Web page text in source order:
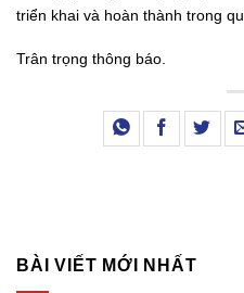
triển khai và hoàn thành trong
Trân trọng thông báo.
BÀI VIẾT MỚI NHẤT